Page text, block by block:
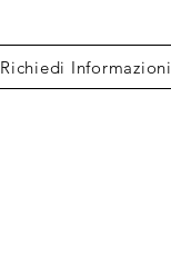
Richiedi Informazioni